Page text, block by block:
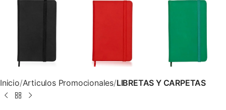
Inicio Articulos Promocionales LIBRETAS Y CARPETAS